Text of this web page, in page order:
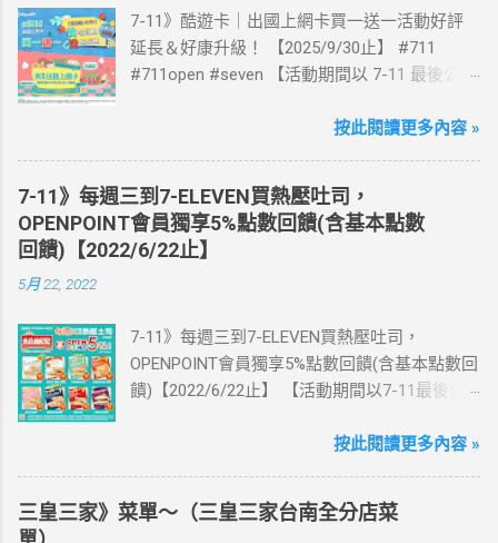
7-11》酷遊卡｜出國上網卡買一送一活動好評
延長＆好康升級！ 【2025/9/30止】 #711
#711open #seven 【活動期間以 7-11 最後公告
國上網卡 方便、快速、享買一送一優惠！ > 實
送王品集團300元即享券。 (出國開通啟用後回
活動網站登錄 【點我登錄】 ) > eSIM出國上網
卡：好康升級！購買eSIM「吃到飽」方案；即
送同天數「吃到飽」方案。 (例：買1張日本5天
來超商買省錢又方便💰 ·活動詳情：好康優惠看
這邊 【點我看好康優惠】 ·eSIM ibon 購買教學
【點我觀看教學】 📲 全球上網首選，速度穩
澳、美國、菲律賓、歐洲、土耳其 熱門地區通
通有 📲 立即取卡免等待超便利 ✈️ 180天彈性開
通不怕過期 🧳 一人買兩人用，享受出國網路自
由~~eSIM吃到飽買一送一 eSIM適用機型： ※
按此閱讀更多內容 »
7-11》每週三到7-ELEVEN買熱壓吐司，
OPENPOINT會員獨享5%點數回饋(含基本點數
回饋)【2022/6/22止】
5月 22, 2022
7-11》每週三到7-ELEVEN買熱壓吐司，
OPENPOINT會員獨享5%點數回饋(含基本點數回
饋)【2022/6/22止】 【活動期間以7-11最後公
111/5/4~6/22 每週三到7-ELEVEN買熱壓吐司
饋) 【販售門市查詢】
https://emap.pcsc.com.tw/emap.aspx# 小編推
按此閱讀更多內容 »
三皇三家》菜單～（三皇三家台南全分店菜